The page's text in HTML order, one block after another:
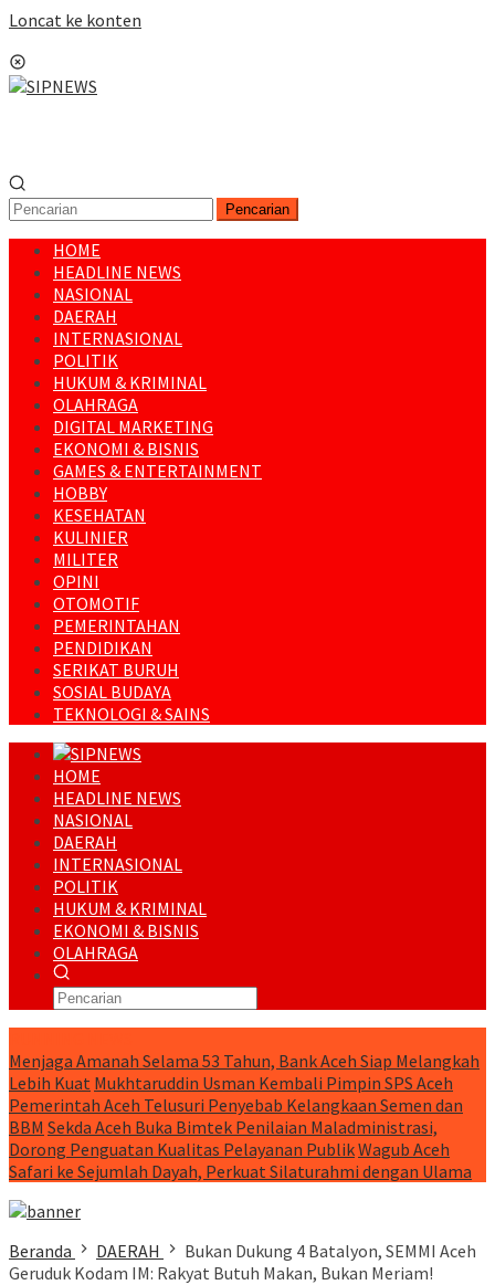
Loncat ke konten
Pencarian
HOME
HEADLINE NEWS
NASIONAL
DAERAH
INTERNASIONAL
POLITIK
HUKUM & KRIMINAL
OLAHRAGA
DIGITAL MARKETING
EKONOMI & BISNIS
GAMES & ENTERTAINMENT
HOBBY
KESEHATAN
KULINIER
MILITER
OPINI
OTOMOTIF
PEMERINTAHAN
PENDIDIKAN
SERIKAT BURUH
SOSIAL BUDAYA
TEKNOLOGI & SAINS
HOME
HEADLINE NEWS
NASIONAL
DAERAH
INTERNASIONAL
POLITIK
HUKUM & KRIMINAL
EKONOMI & BISNIS
OLAHRAGA
Menjaga Amanah Selama 53 Tahun, Bank Aceh Siap Melangkah
Lebih Kuat Mukhtaruddin Usman Kembali Pimpin SPS Aceh
Pemerintah Aceh Telusuri Penyebab Kelangkaan Semen dan
BBM Sekda Aceh Buka Bimtek Penilaian Maladministrasi,
Dorong Penguatan Kualitas Pelayanan PublikWagub Aceh
Safari ke Sejumlah Dayah, Perkuat Silaturahmi dengan Ulama
Beranda DAERAH
Bukan Dukung 4 Batalyon, SEMMI Aceh
Geruduk Kodam IM: Rakyat Butuh Makan, Bukan Meriam!